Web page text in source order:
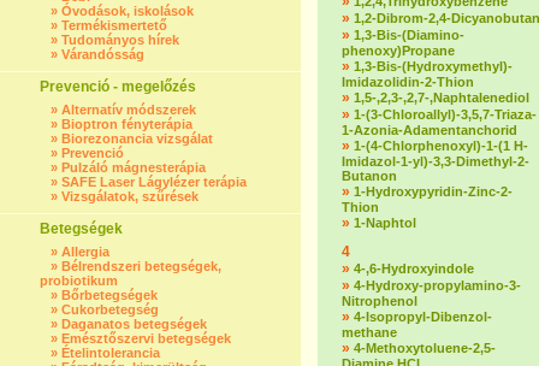
» Óvodások, iskolások
» Termékismertető
» Tudományos hírek
» Várandósság
Prevenció - megelőzés
» Alternatív módszerek
» Bioptron fényterápia
» Biorezonancia vizsgálat
» Prevenció
» Pulzáló mágnesterápia
» SAFE Laser Lágylézer terápia
» Vizsgálatok, szűrések
Betegségek
» Allergia
» Bélrendszeri betegségek,
probiotikum
» Bőrbetegségek
» Cukorbetegség
» Daganatos betegségek
» Emésztőszervi betegségek
» Ételintolerancia
» 1,2-Dibrom-2,4-Dicyanobutan
» 1,3-Bis-(Diamino-
phenoxy)Propane
» 1,3-Bis-(Hydroxymethyl)-
Imidazolidin-2-Thion
» 1,5-,2,3-,2,7-,Naphtalenediol
» 1-(3-Chloroallyl)-3,5,7-Triaza-
1-Azonia-Adamentanchorid
» 1-(4-Chlorphenoxyl)-1-(1 H-
Imidazol-1-yl)-3,3-Dimethyl-2-
Butanon
» 1-Hydroxypyridin-Zinc-2-
Thion
» 1-Naphtol
4
» 4-,6-Hydroxyindole
» 4-Hydroxy-propylamino-3-
Nitrophenol
» 4-Isopropyl-Dibenzol-
methane
» 4-Methoxytoluene-2,5-